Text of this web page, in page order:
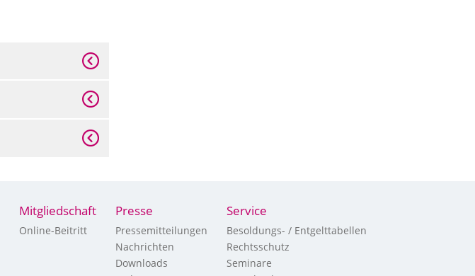
Mitgliedschaft
Online-Beitritt
Presse
Pressemitteilungen
Nachrichten
Downloads
Service
Besoldungs- / Entgelttabellen
Rechtsschutz
Seminare